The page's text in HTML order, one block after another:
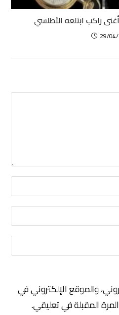
راكب ابتلعه الأطلسي
29/
والموقع الإلكتروني في
المقبلة في تعليقي.